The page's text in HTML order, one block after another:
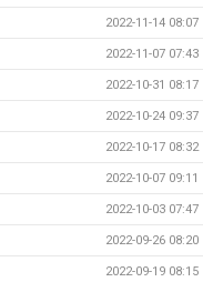
2022-11-14 08:07
2022-11-07 07:43
2022-10-31 08:17
2022-10-24 09:37
2022-10-17 08:32
2022-10-07 09:11
2022-10-03 07:47
2022-09-26 08:20
2022-09-19 08:15